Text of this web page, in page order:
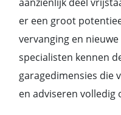
er een groot
vervanging en
specialisten kennen
garagedimensies die
en adviseren volledig